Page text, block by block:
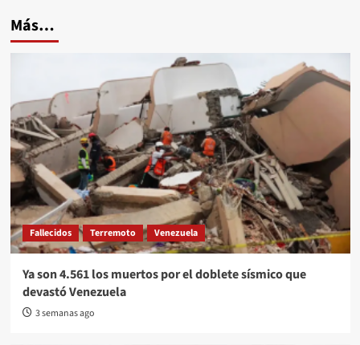
Más…
Fallecidos Terremoto Venezuela
Ya son 4.561 los muertos por el doblete sísmico que
devastó Venezuela
3 semanas ago